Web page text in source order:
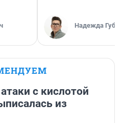
Надежда
с кислотой
из